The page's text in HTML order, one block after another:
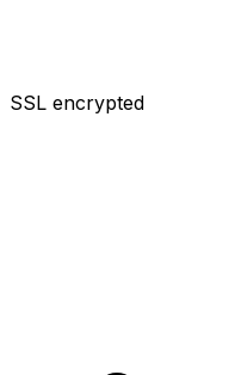
SSL encrypted